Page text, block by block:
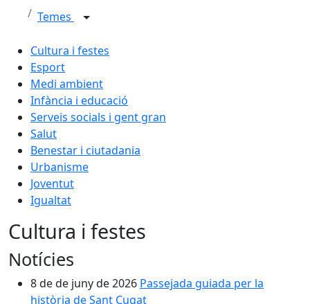
Temes
Cultura i festes
Esport
Medi ambient
Infància i educació
Serveis socials i gent gran
Salut
Benestar i ciutadania
Urbanisme
Joventut
Igualtat
Cultura i festes
Notícies
8 de de juny de 2026 Passejada guiada per la
història de Sant Cugat